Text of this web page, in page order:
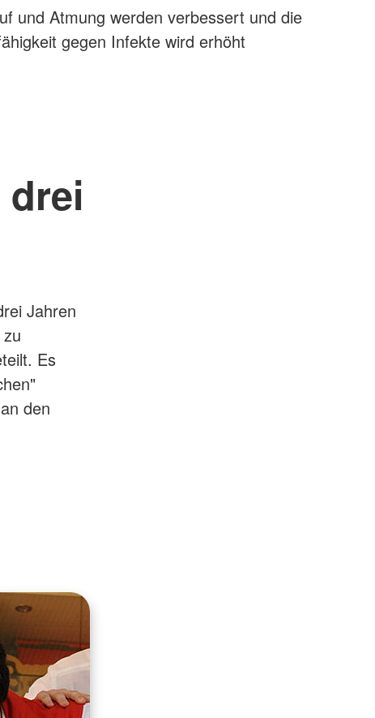
und Atmung werden verbessert und die
gegen Infekte wird erhöht
Jahren
Es
den